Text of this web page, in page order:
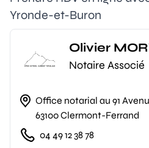
Yronde-et-Buron
Olivier
Notaire Associé
Office notarial au 91
63100 Clermont-Ferrand
04 49 12 38 78